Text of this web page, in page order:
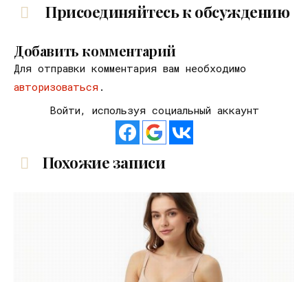
Присоединяйтесь к обсуждению
Добавить комментарий
Для отправки комментария вам необходимо
авторизоваться .
Войти, используя социальный аккаунт
Похожие записи